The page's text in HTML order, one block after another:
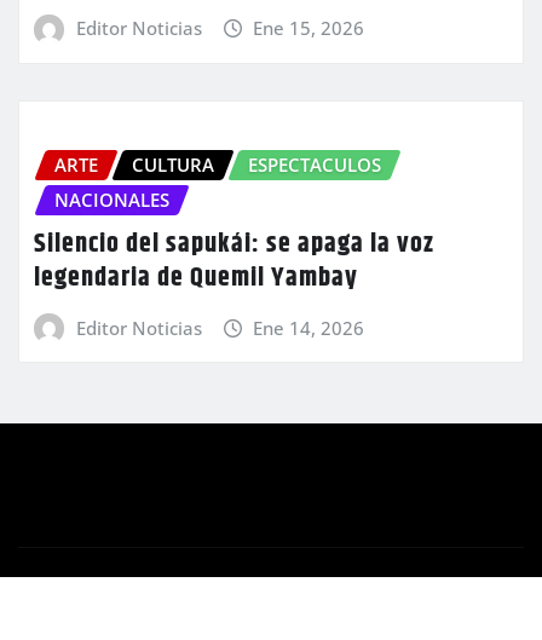
Editor Noticias Ene 15, 2026
ARTE CULTURA
ESPECTACULOS
NACIONALES
Silencio del sapukái: se apaga la voz
legendaria de Quemil Yambay
Editor Noticias Ene 14, 2026